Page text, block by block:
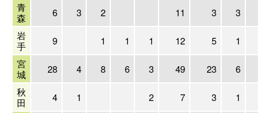
青
森
6 3 2 11 3
3
岩
手
9 1 1 1 12 5 1
宮
城
28 4 8 6 3 49 23 6
秋
田
4 1 2 7 3 1